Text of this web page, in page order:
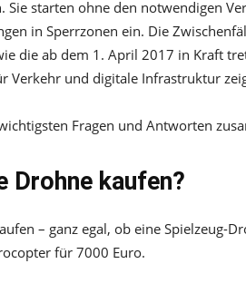
Sie starten ohne den notwendigen
in Sperrzonen ein. Die
die ab dem 1. April 2017 in Kraft
Verkehr und digitale Infrastruktur
Fragen und Antworten
Drohne kaufen?
– ganz egal, ob eine Spielzeug-
für 7000 Euro.